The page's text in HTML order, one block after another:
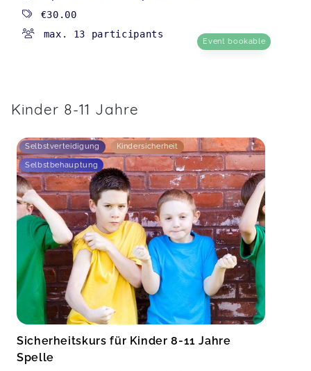
€30.00
max. 13 participants
Event bookable
Kinder 8-11 Jahre
Selbstverteidigung Kindersicherheit
Selbstbehauptung
Sicherheitskurs für Kinder 8-11 Jahre
Spelle